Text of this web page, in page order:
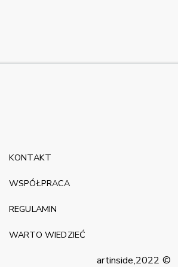
artinside,2022 ©
KONTAKT
WSPÓŁPRACA
REGULAMIN
WARTO WIEDZIEĆ